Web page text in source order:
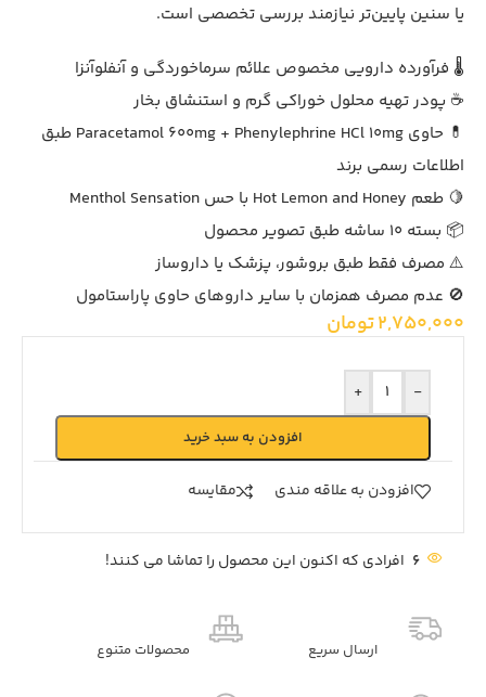
یا سنین پایین‌تر نیازمند بررسی تخصصی است.
🌡️ فرآورده دارویی مخصوص علائم سرماخوردگی و آنفلوآنزا
☕ پودر تهیه محلول خوراکی گرم و استنشاق بخار
💊 حاوی Paracetamol 600mg + Phenylephrine HCl 10mg طبق
اطلاعات رسمی برند
🍋 طعم Hot Lemon and Honey با حس Menthol Sensation
📦 بسته 10 ساشه طبق تصویر محصول
⚠️ مصرف فقط طبق بروشور، پزشک یا داروساز
🚫 عدم مصرف همزمان با سایر داروهای حاوی پاراستامول
2,750,000تومان
-
+
افزودن به سبد خرید
افزودن به علاقه مندی مقايسه
6 افرادی که اکنون این محصول را تماشا می کنند!
ارسال سریع محصولات متنوع